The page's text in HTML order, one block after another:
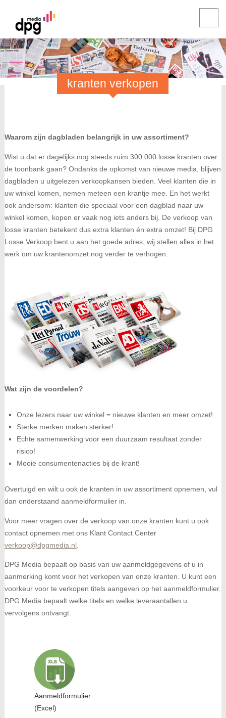
kranten verkopen
Waarom zijn dagbladen belangrijk in uw assortiment?
Wist u dat er dagelijks nog steeds ruim 300.000 losse kranten over
de toonbank gaan? Ondanks de opkomst van nieuwe media, blijven
dagbladen u uitgelezen verkoopkansen bieden. Veel klanten die in
uw winkel komen, nemen meteen een krantje mee. En het werkt
ook andersom: klanten die speciaal voor een dagblad naar uw
winkel komen, kopen er vaak nog iets anders bij. De verkoop van
losse kranten betekent dus extra klanten én extra omzet! Bij DPG
Losse Verkoop bent u aan het goede adres; wij stellen alles in het
werk om uw krantenomzet nog verder te verhogen.
Wat zijn de voordelen?
Onze lezers naar uw winkel = nieuwe klanten en meer omzet!
Sterke merken maken sterker!
Echte samenwerking voor een duurzaam resultaat zonder
risico!
Mooie consumentenacties bij de krant!
Overtuigd en wilt u ook de kranten in uw assortiment opnemen, vul
dan onderstaand aanmeldformulier in.
Voor meer vragen over de verkoop van onze kranten kunt u ook
contact opnemen met ons Klant Contact Center
verkoop@dpgmedia.nl
DPG Media bepaalt op basis van uw aanmeldgegevens of u in
aanmerking komt voor het verkopen van onze kranten. U kunt een
voorkeur voor te verkopen titels aangeven op het aanmeldformulier.
DPG Media bepaalt welke titels en welke leveraantallen u
vervolgens ontvangt.
Aanmeldformulier
(Excel)